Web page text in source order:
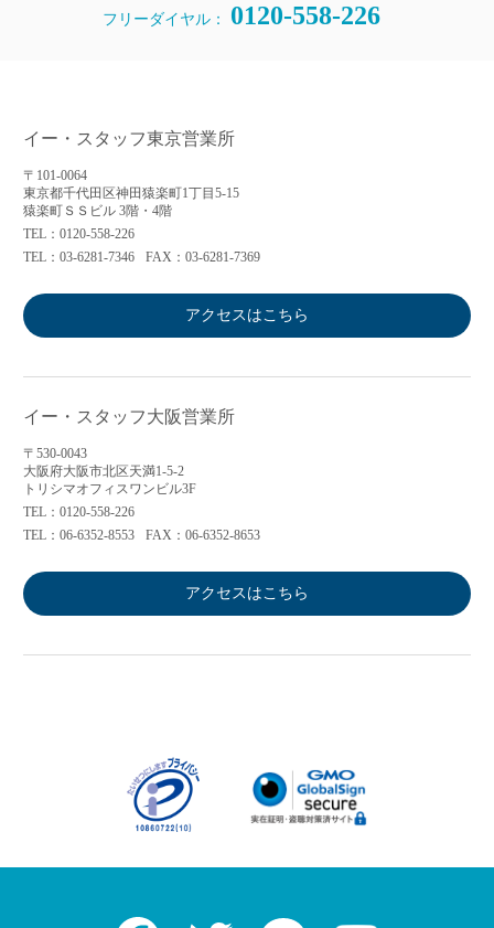
フリーダイヤル： 0120-558-226
イー・スタッフ東京営業所
〒101-0064
東京都千代田区神田猿楽町1丁目5-15
猿楽町ＳＳビル 3階・4階
TEL：0120-558-226
TEL：03-6281-7346
FAX：03-6281-7369
アクセスはこちら
イー・スタッフ大阪営業所
〒530-0043
大阪府大阪市北区天満1-5-2
トリシマオフィスワンビル3F
TEL：0120-558-226
TEL：06-6352-8553
FAX：06-6352-8653
アクセスはこちら
Facebook Twitter LINE